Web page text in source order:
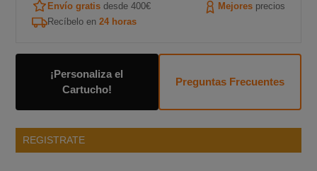
Envío gratisdesde 400€ Mejores precios
Recíbelo en 24 horas
¡Personaliza el
Cartucho!
Preguntas Frecuentes
REGISTRATE